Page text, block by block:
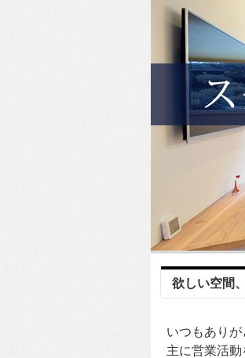
欲しい空間
いつもありが
主に営業活動